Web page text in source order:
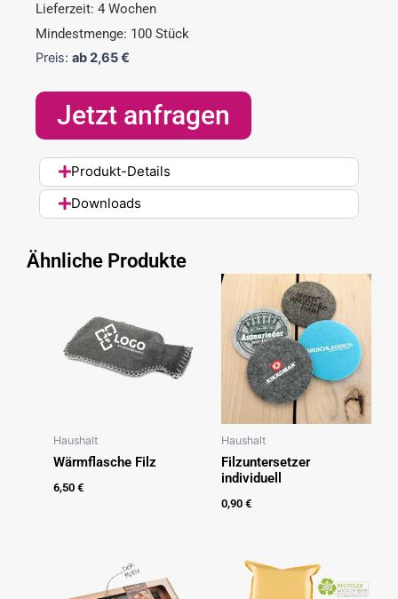
Lieferzeit: 4 Wochen
Mindestmenge: 100 Stück
Preis: ab2,65€
Jetzt anfragen
Produkt-Details
Downloads
Ähnliche Produkte
Haushalt
Wärmflasche Filz
6,50 €
Haushalt
Filzuntersetzer
individuell
0,90 €